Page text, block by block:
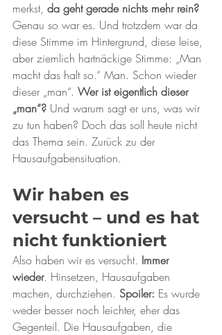
merkst, da geht gerade nichts mehr rein?
Genau so war es. Und trotzdem war da
diese Stimme im Hintergrund, diese leise,
aber ziemlich hartnäckige Stimme: „Man
macht das halt so.“ Man. Schon wieder
dieser „man“. Wer ist eigentlich dieser
„man“? Und warum sagt er uns, was wir
zu tun haben? Doch das soll heute nicht
das Thema sein. Zurück zu der
Hausaufgabensituation.
Wir haben es
versucht – und es hat
nicht funktioniert
Also haben wir es versucht. Immer
wieder. Hinsetzen, Hausaufgaben
machen, durchziehen. Spoiler: Es wurde
weder besser noch leichter, eher das
Gegenteil. Die Hausaufgaben, die